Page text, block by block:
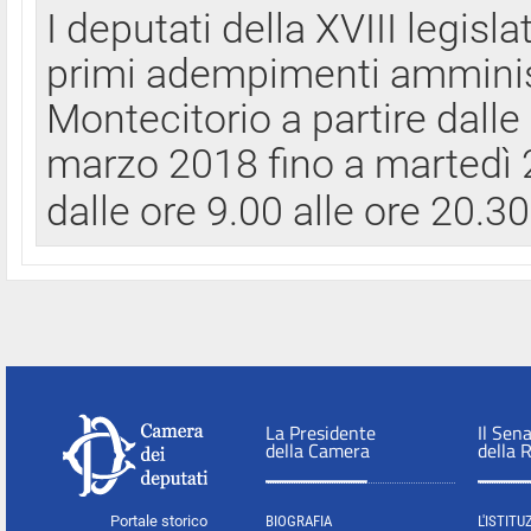
I deputati della XVIII
primi adempimenti
Montecitorio a partire
marzo 2018 fino a
dalle ore 9.00 alle ore
Portale storico
La Presidente
della Camera
BIOGRAFIA
Il
della